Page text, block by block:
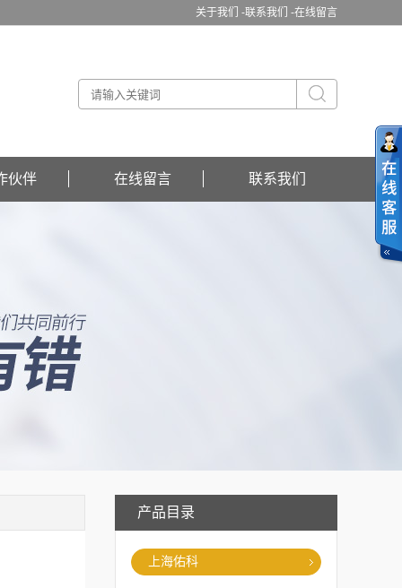
关于我们 -联系我们 -在线留言
伙伴 在线留言 联系我们
产品目录
上海佑科